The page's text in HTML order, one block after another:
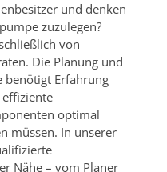
und denken
zuzulegen?
von
Die Planung und
benötigt Erfahrung
optimal
müssen. In unserer
Nähe – vom Planer